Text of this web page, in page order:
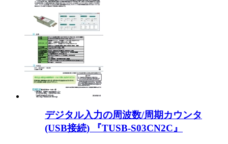
デジタル入力の周波数/周期カウンタ
(USB接続) 『TUSB-S03CN2C』